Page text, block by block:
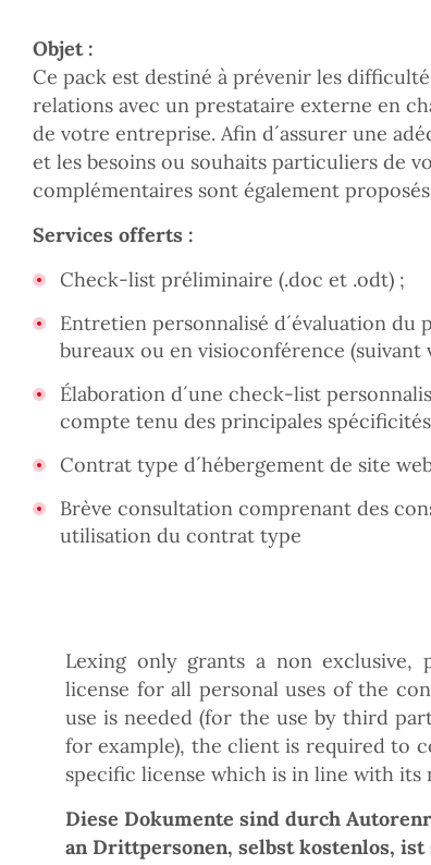
Objet :
Ce pack est destiné à prévenir les
relations avec un prestataire externe en
de votre entreprise. Afin d´assurer une
et les besoins ou souhaits particuliers de
complémentaires sont également
Services offerts :
Check-list préliminaire (.doc et .odt) ;
Entretien personnalisé d´évaluation du
bureaux ou en visioconférence (suivant
Élaboration d´une check-list
compte tenu des principales
Contrat type d´hébergement de site
Brève consultation comprenant des
utilisation du contrat type
Lexing only grants a non exclusive,
license for all personal uses of the
use is needed (for the use by third
for example), the client is required to
specific license which is in line with its
Diese Dokumente sind durch
an Drittpersonen, selbst kostenlos,